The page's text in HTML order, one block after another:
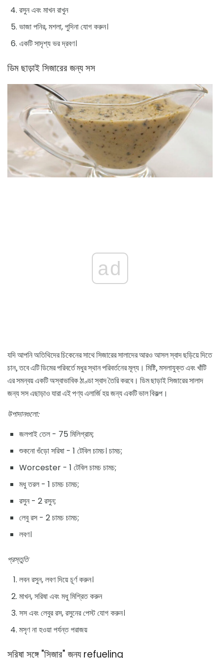
রসুন এবং মাখন রাখুন
ভাজা পনির, মশলা, পুদিনা যোগ করুন।
একটি সাদৃশ্য ভর দ্রবণ।
ডিম ছাড়াই সিজারের জন্য সস
ad
যদি আপনি অতিথিদের চিকেনের সাথে সিজারের সালাদের আরও আসল স্বাদ ছড়িয়ে দিতে
চান, তবে এটি ডিমের পরিবর্তে মধুর স্থান পরিবর্তনের মূল্য। মিষ্টি, মসলাযুক্ত এবং খাঁটি
এর সমন্বয় একটি অস্বাভাবিক ঠাণ্ডা স্বাদ তৈরি করবে। ডিম ছাড়াই সিজারের সালাদ
জন্য সস এছাড়াও যারা এই পণ্য এলার্জি হয় জন্য একটি ভাল বিকল্প।
উপাদানগুলো:
জলপাই তেল - 75 মিলিগ্রাম;
শুকনো গুঁড়ো সরিষা - 1 টেবিল চামচ। চামচ;
Worcester - 1 টেবিল চামচ চামচ;
মধু তরল - 1 চামচ চামচ;
রসুন - 2 রসুন;
লেবু রস - 2 চামচ চামচ;
লবণ।
প্রস্তুতি
লবন রসুন, লবণ দিয়ে চূর্ণ করুন।
মাখন, সরিষা এবং মধু মিশ্রিত করুন
সস এবং লেবুর রস, রসুনের পেস্ট যোগ করুন।
মসৃণ না হওয়া পর্যন্ত পরাজয়
সরিষা সঙ্গে "সিজার" জন্য refueling